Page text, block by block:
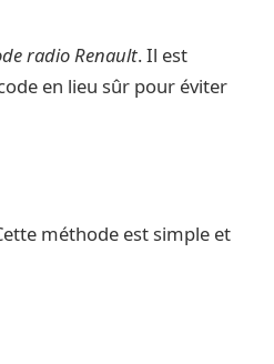
radio Renault. Il est
en lieu sûr pour éviter
méthode est simple et